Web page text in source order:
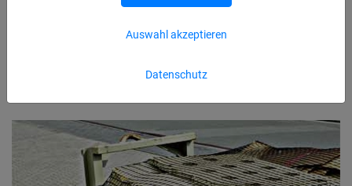
Datenschutz
Auswahl akzeptieren